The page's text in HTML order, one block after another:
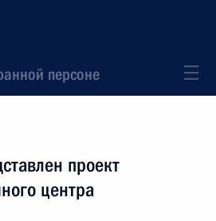
персоне
проект
центра